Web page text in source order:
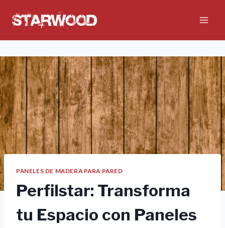
PANELES DE MADERA PARA PARED
Perfilstar: Transforma
tu Espacio con Paneles